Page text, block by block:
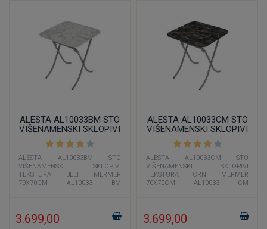
ALESTA AL10033BM STO
VIŠENAMENSKI SKLOPIVI
TEKSTURA BELI MERMER
70X70CM
ALESTA AL10033BM STO
VIŠENAMENSKI SKLOPIVI
TEKSTURA BELI MERMER
70X70CM AL10033 BM
3.699,00
ALESTA AL10033CM STO
VIŠENAMENSKI SKLOPIVI
TEKSTURA CRNI MERMER
70X70CM
ALESTA AL10033CM STO
VIŠENAMENSKI SKLOPIVI
TEKSTURA CRNI MERMER
70X70CM AL10033 CM
3.699,00